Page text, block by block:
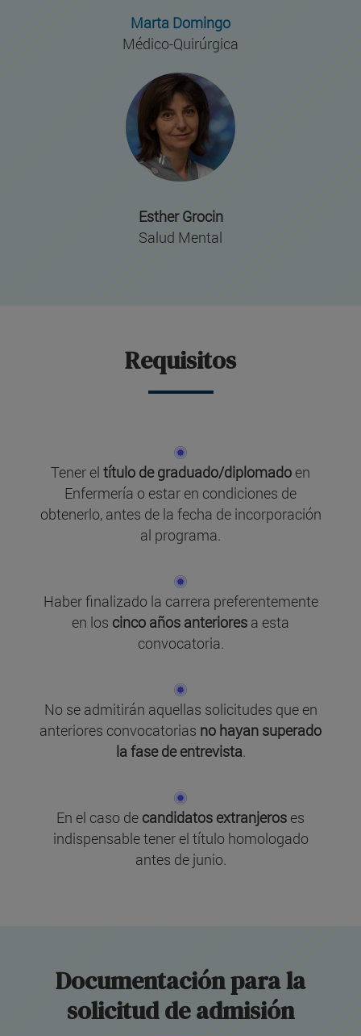
Marta Domingo
Médico-Quirúrgica
Esther Grocin
Salud Mental
Requisitos
Tener el título de graduado/diplomado en
Enfermería o estar en condiciones de
obtenerlo, antes de la fecha de incorporación
al programa.
Haber finalizado la carrera preferentemente
en los cinco años anteriores a esta
convocatoria.
No se admitirán aquellas solicitudes que en
anteriores convocatorias no hayan superado
la fase de entrevista.
En el caso de candidatos extranjeros es
indispensable tener el título homologado
antes de junio.
Documentación para la
solicitud de admisión